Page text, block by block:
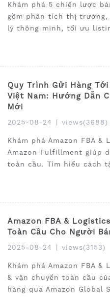
Khám phá 5 chiến lược
gồm phân tích thị
lý thông minh, tối ưu
phát triển kinh doanh
Quy Trình Gửi Hàng
Việt Nam: Hướng Dẫn
Mới
2025-08-24 views(3688)
Khám phá Amazon FBA
Amazon Fulfillment giúp
toàn cầu. Tìm hiểu cách
Amazon FBA &
Toàn Cầu Cho Người
2025-08-24 views(3153)
Khám phá Amazon FBA
& vận chuyển toàn cầu
hàng qua Amazon Global